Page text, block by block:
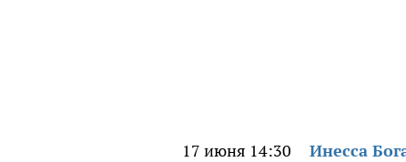
17 июня 14:30 Инесса